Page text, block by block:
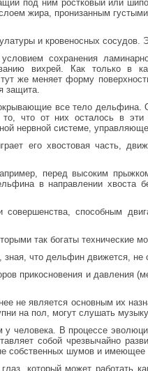
под ним ростковый или
жира, пронизанным
и кровеносных сосудов.
сохранения
вихрей. Как только
же меняет форму
защита.
все тело дельфина.
что от них осталось в
нервной системе,
его хвостовая часть,
перед высоким
в направлении хвоста
способным
так богаты технические
зная, что дельфин движется,
прикосновения и давления
не является основным их
на пол, могут слушать
человека. В процессе
собой чрезвычайно
собственных шумов и
который может работать